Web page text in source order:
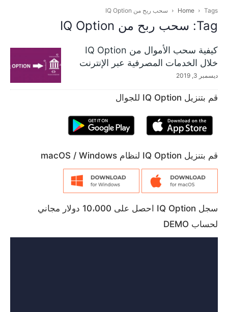
Home Tags سحب ربح من IQ Option
Tag: سحب ربح من IQ Option
كيفية سحب الأموال من IQ Option
خلال الخدمات المصرفية عبر الإنترنت
ديسمبر 3, 2019
قم بتنزيل IQ Option للجوال
قم بتنزيل IQ Option لنظام macOS / Windows
سجل IQ Option احصل على 10،000 دولار مجاني
لحساب DEMO